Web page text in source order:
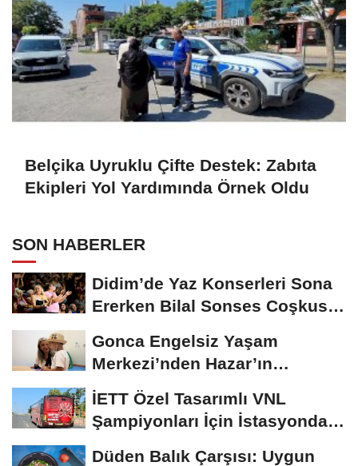
Belçika Uyruklu Çifte Destek: Zabıta
Ekipleri Yol Yardımında Örnek Oldu
SON HABERLER
Didim’de Yaz Konserleri Sona
Ererken Bilal Sonses Coşkusu
Gonca Engelsiz Yaşam
Merkezi’nden Hazar’ın
Konuşma Yolculuğu:...
İETT Özel Tasarımlı VNL
Şampiyonları İçin İstasyonda
Düden Balık Çarşısı: Uygun